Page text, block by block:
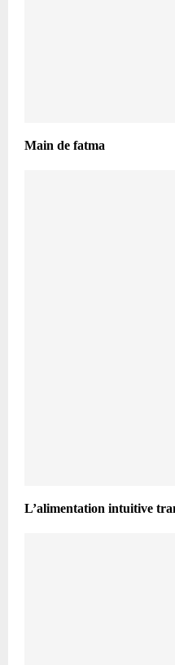
Main de fatma
L’alimentation intuitive